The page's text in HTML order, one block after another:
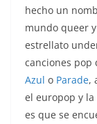
hecho un
mundo queer
estrellato
canciones pop
Azul o Parade,
el europop y la
es que se